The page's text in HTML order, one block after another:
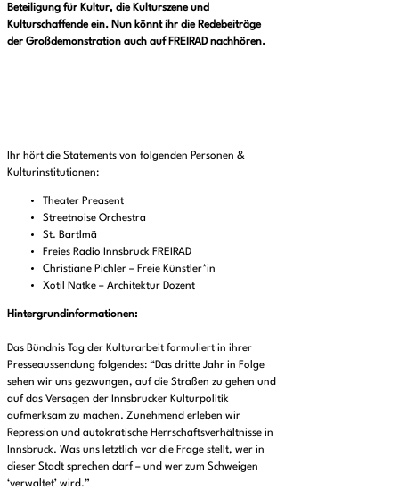
Beteiligung für Kultur, die Kulturszene und
Kulturschaffende ein. Nun könnt ihr die Redebeiträge
der Großdemonstration auch auf FREIRAD nachhören.
Ihr hört die Statements von folgenden Personen &
Kulturinstitutionen:
Theater Preasent
Streetnoise Orchestra
St. Bartlmä
Freies Radio Innsbruck FREIRAD
Christiane Pichler – Freie Künstler*in
Xotil Natke – Architektur Dozent
Hintergrundinformationen:
Das Bündnis Tag der Kulturarbeit formuliert in ihrer
Presseaussendung folgendes: “Das dritte Jahr in Folge
sehen wir uns gezwungen, auf die Straßen zu gehen und
auf das Versagen der Innsbrucker Kulturpolitik
aufmerksam zu machen. Zunehmend erleben wir
Repression und autokratische Herrschaftsverhältnisse in
Innsbruck. Was uns letztlich vor die Frage stellt, wer in
dieser Stadt sprechen darf – und wer zum Schweigen
‘verwaltet’ wird.”